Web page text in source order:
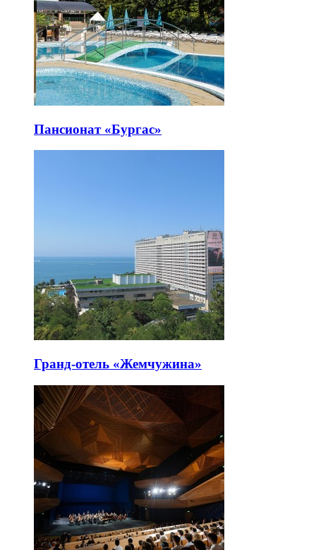
Пансионат «Бургас»
Гранд-отель «Жемчужина»